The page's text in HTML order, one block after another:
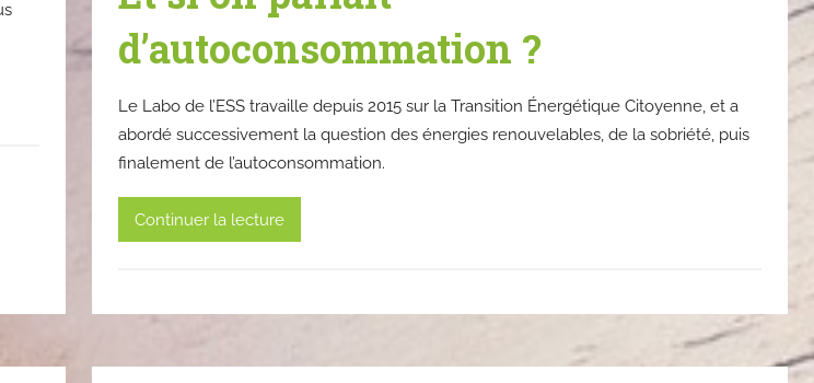
d’autoconsommation ?
Le Labo de l’ESS travaille depuis 2015 sur la Transition Énergétique Citoyenne, et a
abordé successivement la question des énergies renouvelables, de la sobriété, puis
finalement de l’autoconsommation.
Continuer la lecture